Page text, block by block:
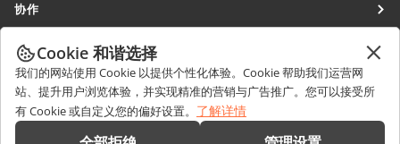
协作空间
工作区
连接器
桌面应用程序
协作
针对翻译人员
针对博主
职位空缺
获取最新资讯
博客
获取帮助
论坛
Cookie 和谐选择
我们的网站使用 Cookie 以提供个性化体验。Cookie 帮助我们运营网
站、提升用户浏览体验，并实现精准的营销与广告推广。您可以接受所
有 Cookie 或自定义您的偏好设置。 了解详情